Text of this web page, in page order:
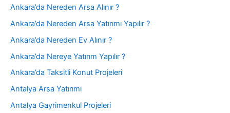
Ankara’da Nereden Arsa Alınır ?
Ankara’da Nereden Arsa Yatırımı Yapılır ?
Ankara’da Nereden Ev Alınır ?
Ankara’da Nereye Yatırım Yapılır ?
Ankara’da Taksitli Konut Projeleri
Antalya Arsa Yatırımı
Antalya Gayrimenkul Projeleri